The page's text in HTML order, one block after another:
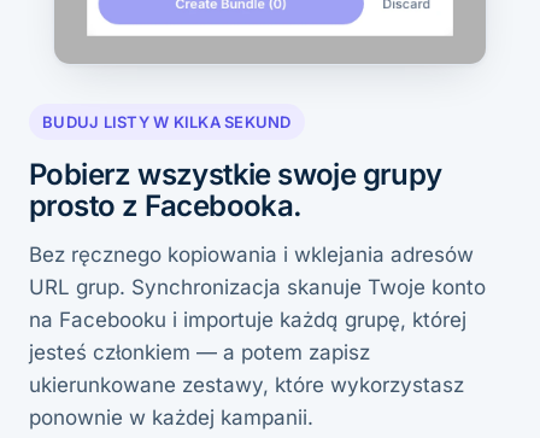
BUDUJ LISTY W KILKA SEKUND
Pobierz wszystkie swoje grupy
prosto z Facebooka.
Bez ręcznego kopiowania i wklejania adresów
URL grup. Synchronizacja skanuje Twoje konto
na Facebooku i importuje każdą grupę, której
jesteś członkiem — a potem zapisz
ukierunkowane zestawy, które wykorzystasz
ponownie w każdej kampanii.